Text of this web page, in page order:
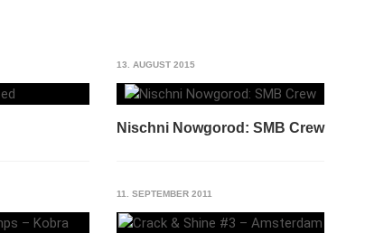
13. AUGUST 2015
Nischni Nowgorod: SMB Crew
11. SEPTEMBER 2011